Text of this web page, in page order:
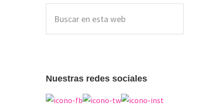
lateral
principal
esta
Nuestras redes sociales